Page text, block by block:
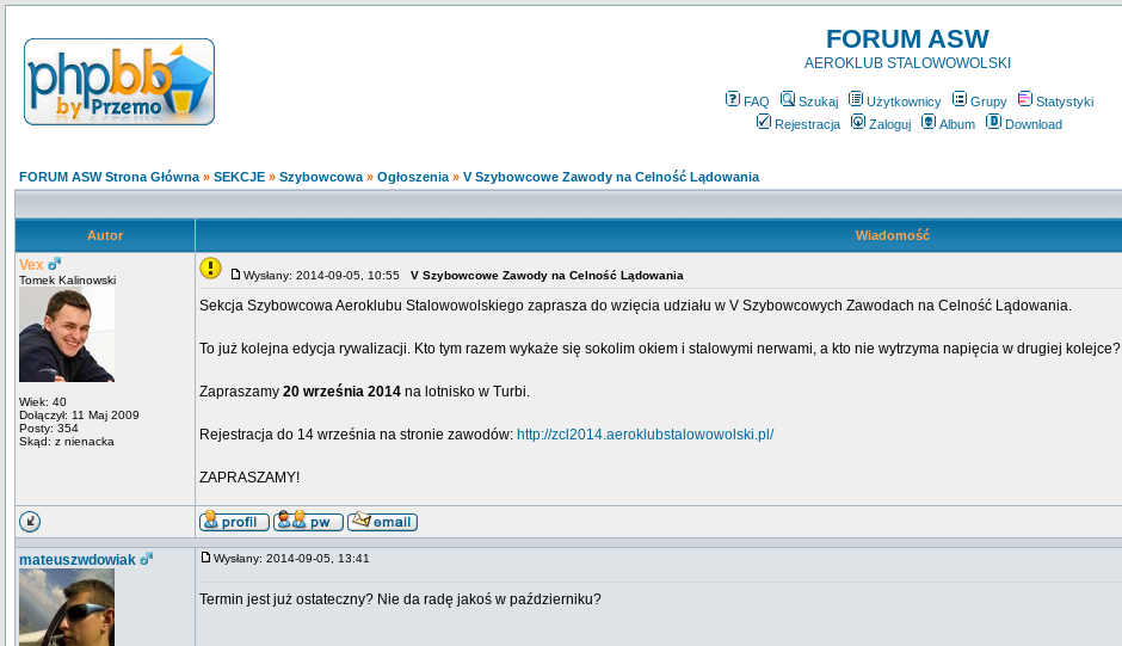
FORUM ASW
AEROKLUB STALOWOWOLSKI
FAQ Szukaj Użytkownicy Grupy
Statystyki
Rejestracja
Zaloguj Album Download
FORUM ASW Strona Główna » SEKCJE » Szybowcowa » Ogłoszenia » V Szybowcowe Zawody na Celność Lądowania
Autor Wiadomość
Vex
Tomek Kalinowski
Wiek: 40
Dołączył: 11 Maj 2009
Posty: 354
Skąd: z nienacka
Wysłany: 2014-09-05, 10:55 V Szybowcowe Zawody na Celność Lądowania
Sekcja Szybowcowa Aeroklubu Stalowowolskiego zaprasza do wzięcia udziału w V Szybowcowych Zawodach na Celność Lądowania.
To już kolejna edycja rywalizacji. Kto tym razem wykaże się sokolim okiem i stalowymi nerwami, a kto nie wytrzyma napięcia w drugiej kolejce?
Zapraszamy 20 września 2014 na lotnisko w Turbi.
Rejestracja do 14 września na stronie zawodów: http://zcl2014.aeroklubstalowowolski.pl/
ZAPRASZAMY!
mateuszwdowiak Wysłany: 2014-09-05, 13:41
Termin jest już ostateczny? Nie da radę jakoś w październiku?